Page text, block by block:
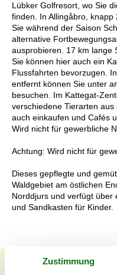
Lübker Golfresort, wo Sie
finden. In Allingåbro,
Sie während der Saison
alternative
ausprobieren. 17 km lange
Sie können hier auch ein
Flussfahrten bevorzugen.
entfernt können Sie unter
besuchen. Im Kattegat-
verschiedene Tierarten
auch einkaufen und Cafés
Wird nicht für gewerbliche
Achtung: Wird nicht für
Dieses gepflegte und
Waldgebiet am östlichen
Norddjurs und verfügt über
und Sandkasten für Kinder.
ExterneZustimmung